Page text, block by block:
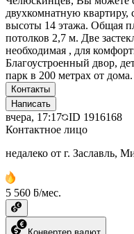
двухкомнатную
высоты 14 этажа. Общая
потолков 2,7 м. Две
необходимая , для
Благоустроенный двор,
парк в 200 метрах от
Контакты
Написать
вчера, 17:17 ID 1916168
Контактное лицо
недалеко от г. Заславль,
5 560 ƃ/мес.
Конвертер валют